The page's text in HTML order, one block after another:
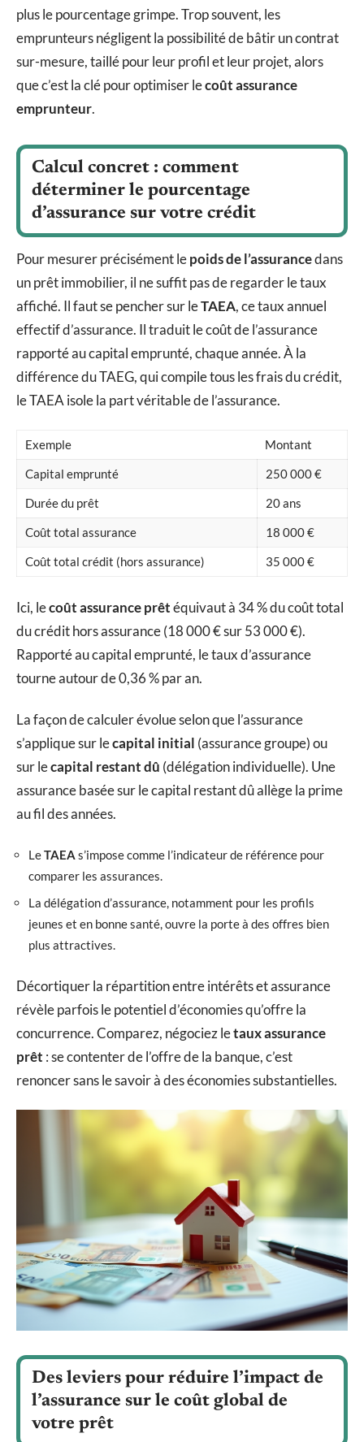
plus le pourcentage grimpe. Trop souvent, les
emprunteurs négligent la possibilité de bâtir un contrat
sur-mesure, taillé pour leur profil et leur projet, alors
que c’est la clé pour optimiser lecoût assurance
emprunteur.
Calcul concret : comment
déterminer le pourcentage
d’assurance sur votre crédit
Pour mesurer précisément lepoids de l’assurancedans
un prêt immobilier, il ne suffit pas de regarder le taux
affiché. Il faut se pencher sur leTAEA, ce taux annuel
effectif d’assurance. Il traduit le coût de l’assurance
rapporté au capital emprunté, chaque année. À la
différence du TAEG, qui compile tous les frais du crédit,
le TAEA isole la part véritable de l’assurance.
Exemple
Montant
Capital emprunté
250 000 €
Durée du prêt
20 ans
Coût total assurance
18 000 €
Coût total crédit (hors assurance)
35 000 €
Ici, lecoût assurance prêtéquivaut à 34 % du coût total
du crédit hors assurance (18 000 € sur 53 000 €).
Rapporté au capital emprunté, le taux d’assurance
tourne autour de 0,36 % par an.
La façon de calculer évolue selon que l’assurance
s’applique sur lecapital initial (assurance groupe) ou
sur lecapital restant dû (délégation individuelle). Une
assurance basée sur le capital restant dû allège la prime
au fil des années.
LeTAEA s’impose comme l’indicateur de référence pour
comparer les assurances.
La délégation d’assurance, notamment pour les profils
jeunes et en bonne santé, ouvre la porte à des offres bien
plus attractives.
Décortiquer la répartition entre intérêts et assurance
révèle parfois le potentiel d’économies qu’offre la
concurrence. Comparez, négociez letaux assurance
prêt : se contenter de l’offre de la banque, c’est
renoncer sans le savoir à des économies substantielles.
Des leviers pour réduire l’impact de
l’assurance sur le coût global de
votre prêt